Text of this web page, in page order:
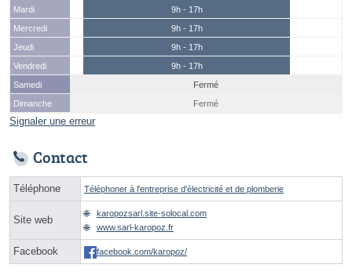
Mardi
9h - 17h
Mercredi
9h - 17h
Jeudi
9h - 17h
Vendredi
9h - 17h
Samedi
Fermé
Dimanche
Fermé
Signaler une erreur
Contact
Téléphone Téléphoner à l'entreprise d'électricité et de plomberie
Site web
karopozsarl.site-solocal.com
www.sarl-karopoz.fr
Facebook facebook.com/karopoz/